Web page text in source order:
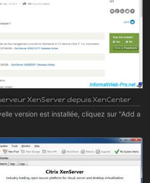
XenServer depuis XenCenter
version est installée, cliquez sur "Add a